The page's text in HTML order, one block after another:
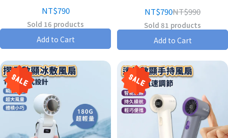
NT$790
Sold 16 products
Add to Cart
NT$790NT$990
Sold 81 products
Add to Cart